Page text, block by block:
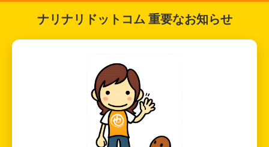
ナリナリドットコム 重要なお知らせ